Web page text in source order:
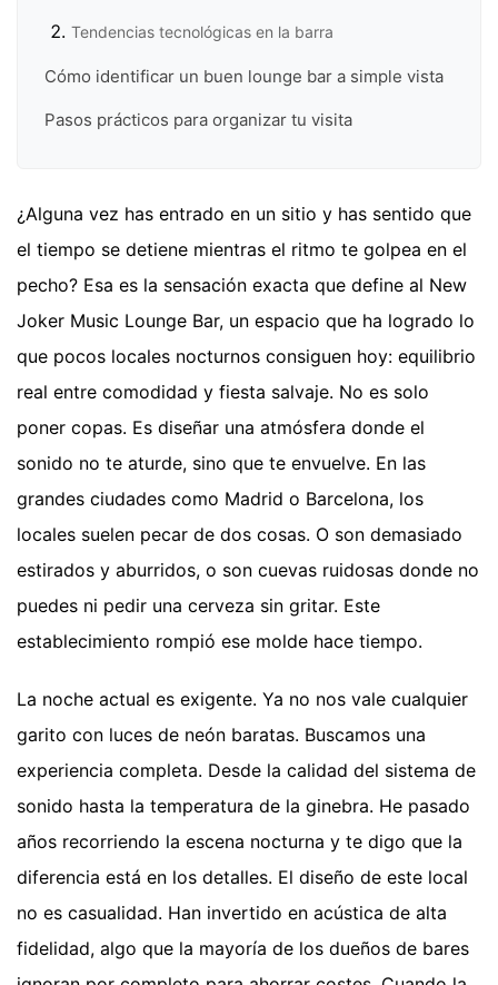
Tendencias tecnológicas en la barra
Cómo identificar un buen lounge bar a simple vista
Pasos prácticos para organizar tu visita
¿Alguna vez has entrado en un sitio y has sentido que
el tiempo se detiene mientras el ritmo te golpea en el
pecho? Esa es la sensación exacta que define al New
Joker Music Lounge Bar, un espacio que ha logrado lo
que pocos locales nocturnos consiguen hoy: equilibrio
real entre comodidad y fiesta salvaje. No es solo
poner copas. Es diseñar una atmósfera donde el
sonido no te aturde, sino que te envuelve. En las
grandes ciudades como Madrid o Barcelona, los
locales suelen pecar de dos cosas. O son demasiado
estirados y aburridos, o son cuevas ruidosas donde no
puedes ni pedir una cerveza sin gritar. Este
establecimiento rompió ese molde hace tiempo.
La noche actual es exigente. Ya no nos vale cualquier
garito con luces de neón baratas. Buscamos una
experiencia completa. Desde la calidad del sistema de
sonido hasta la temperatura de la ginebra. He pasado
años recorriendo la escena nocturna y te digo que la
diferencia está en los detalles. El diseño de este local
no es casualidad. Han invertido en acústica de alta
fidelidad, algo que la mayoría de los dueños de bares